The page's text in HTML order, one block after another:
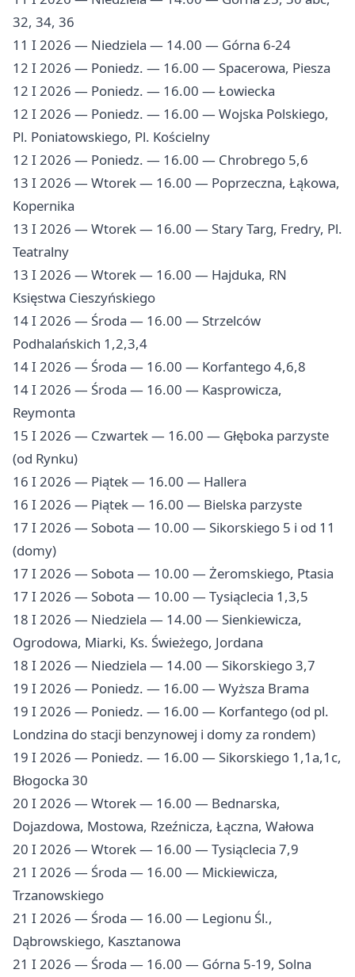
32, 34, 36
11 I 2026 — Niedziela — 14.00 — Górna 6-24
12 I 2026 — Poniedz. — 16.00 — Spacerowa, Piesza
12 I 2026 — Poniedz. — 16.00 — Łowiecka
12 I 2026 — Poniedz. — 16.00 — Wojska Polskiego,
Pl. Poniatowskiego, Pl. Kościelny
12 I 2026 — Poniedz. — 16.00 — Chrobrego 5,6
13 I 2026 — Wtorek — 16.00 — Poprzeczna, Łąkowa,
Kopernika
13 I 2026 — Wtorek — 16.00 — Stary Targ, Fredry, Pl.
Teatralny
13 I 2026 — Wtorek — 16.00 — Hajduka, RN
Księstwa Cieszyńskiego
14 I 2026 — Środa — 16.00 — Strzelców
Podhalańskich 1,2,3,4
14 I 2026 — Środa — 16.00 — Korfantego 4,6,8
14 I 2026 — Środa — 16.00 — Kasprowicza,
Reymonta
15 I 2026 — Czwartek — 16.00 — Głęboka parzyste
(od Rynku)
16 I 2026 — Piątek — 16.00 — Hallera
16 I 2026 — Piątek — 16.00 — Bielska parzyste
17 I 2026 — Sobota — 10.00 — Sikorskiego 5 i od 11
(domy)
17 I 2026 — Sobota — 10.00 — Żeromskiego, Ptasia
17 I 2026 — Sobota — 10.00 — Tysiąclecia 1,3,5
18 I 2026 — Niedziela — 14.00 — Sienkiewicza,
Ogrodowa, Miarki, Ks. Świeżego, Jordana
18 I 2026 — Niedziela — 14.00 — Sikorskiego 3,7
19 I 2026 — Poniedz. — 16.00 — Wyższa Brama
19 I 2026 — Poniedz. — 16.00 — Korfantego (od pl.
Londzina do stacji benzynowej i domy za rondem)
19 I 2026 — Poniedz. — 16.00 — Sikorskiego 1,1a,1c,
Błogocka 30
20 I 2026 — Wtorek — 16.00 — Bednarska,
Dojazdowa, Mostowa, Rzeźnicza, Łączna, Wałowa
20 I 2026 — Wtorek — 16.00 — Tysiąclecia 7,9
21 I 2026 — Środa — 16.00 — Mickiewicza,
Trzanowskiego
21 I 2026 — Środa — 16.00 — Legionu Śl.,
Dąbrowskiego, Kasztanowa
21 I 2026 — Środa — 16.00 — Górna 5-19, Solna